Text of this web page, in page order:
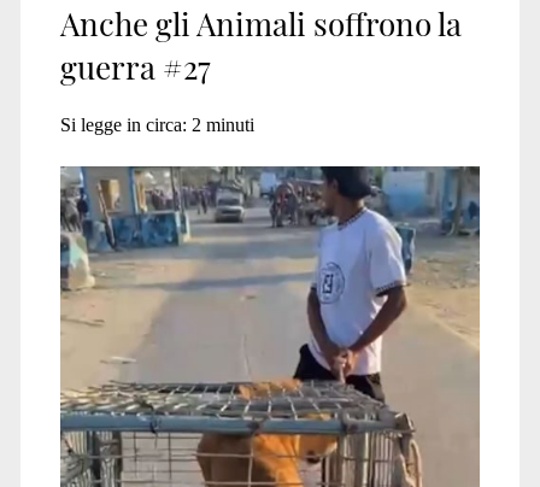
<span>guerra
animali</span>
Anche gli Animali soffrono la
guerra #27
Si legge in circa: 2 minuti